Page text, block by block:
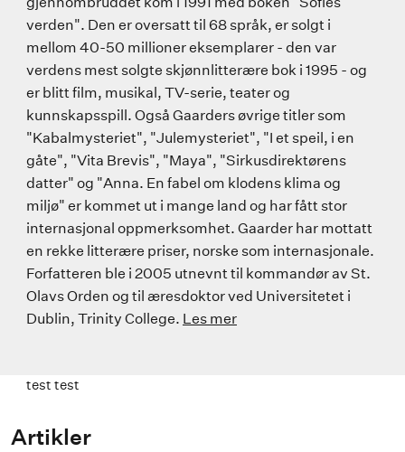
verden". Den er oversatt til 68 språk, er solgt i
mellom 40-50 millioner eksemplarer - den var
verdens mest solgte skjønnlitterære bok i 1995 - og
er blitt film, musikal, TV-serie, teater og
kunnskapsspill. Også Gaarders øvrige titler som
"Kabalmysteriet", "Julemysteriet", "I et speil, i en
gåte", "Vita Brevis", "Maya", "Sirkusdirektørens
datter" og "Anna. En fabel om klodens klima og
miljø" er kommet ut i mange land og har fått stor
internasjonal oppmerksomhet. Gaarder har mottatt
en rekke litterære priser, norske som internasjonale.
Forfatteren ble i 2005 utnevnt til kommandør av St.
Olavs Orden og til æresdoktor ved Universitetet i
Dublin, Trinity College. Les mer
test test
Artikler